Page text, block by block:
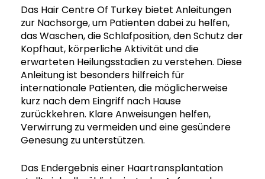
Das Hair Centre Of Turkey bietet Anleitungen
zur Nachsorge, um Patienten dabei zu helfen,
das Waschen, die Schlafposition, den Schutz der
Kopfhaut, körperliche Aktivität und die
erwarteten Heilungsstadien zu verstehen. Diese
Anleitung ist besonders hilfreich für
internationale Patienten, die möglicherweise
kurz nach dem Eingriff nach Hause
zurückkehren. Klare Anweisungen helfen,
Verwirrung zu vermeiden und eine gesündere
Genesung zu unterstützen.
Das Endergebnis einer Haartransplantation